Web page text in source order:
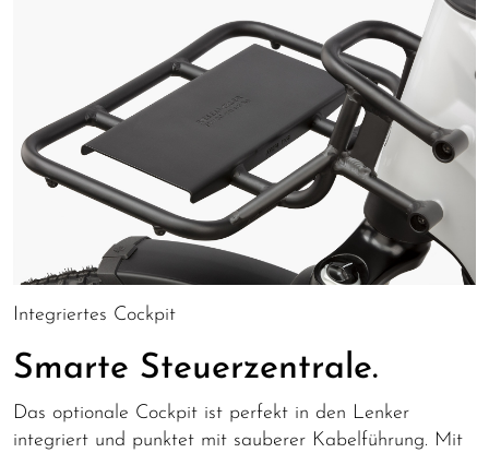
Integriertes Cockpit
Smarte Steuerzentrale.
Das optionale Cockpit ist perfekt in den Lenker
integriert und punktet mit sauberer Kabelführung. Mit